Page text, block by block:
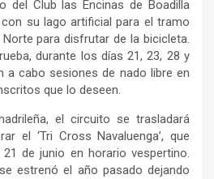
del Club las Encinas de Boadilla
su lago artificial para el tramo
para disfrutar de la bicicleta.
durante los días 21, 23, 28 y
a cabo sesiones de nado libre en
que lo deseen.
el circuito se trasladará
el ‘Tri Cross Navaluenga’, que
de junio en horario vespertino.
estrenó el año pasado dejando